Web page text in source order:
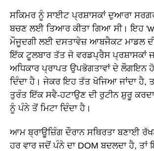
ਸਕਿਮਰ ਨੂੰ ਸਾਈਟ ਪ੍ਰਸ਼ਾਸਕਾਂ ਦੁਆਰਾ
ਬਚਣ ਲਈ ਤਿਆਰ ਕੀਤਾ ਗਿਆ ਸੀ। ਇਹ
ਮੌਜੂਦਗੀ ਲਈ ਦਸਤਾਵੇਜ਼ ਆਬਜੈਕਟ ਮਾਡਲ
ਇੱਕ ਟੂਲਬਾਰ ਤੱਤ ਜੋ ਵਰਡਪ੍ਰੈਸ ਪ੍ਰਸ਼ਾਸਕਾਂ
ਅਧਿਕਾਰ ਪ੍ਰਾਪਤ ਉਪਭੋਗਤਾਵਾਂ ਦੇ ਲੌਗਇਨ
ਦਿੰਦਾ ਹੈ। ਜੇਕਰ ਇਹ ਤੱਤ ਖੋਜਿਆ ਜਾਂਦਾ ਹੈ,
ਤੁਰੰਤ ਇੱਕ ਸਵੈ-ਹਟਾਉਣ ਦੀ ਰੁਟੀਨ ਸ਼ੁਰੂ
ਨੂੰ ਪੰਨੇ ਤੋਂ ਮਿਟਾ ਦਿੰਦਾ ਹੈ।
ਆਮ ਬ੍ਰਾਊਜ਼ਿੰਗ ਦੌਰਾਨ ਸਥਿਰਤਾ ਬਣਾਈ
ਹਰ ਵਾਰ ਜਦੋਂ ਪੰਨੇ ਦਾ DOM ਬਦਲਦਾ ਹੈ, ਤਾਂ